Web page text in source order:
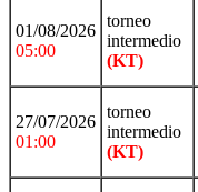
01/08/2026
05:00
torneo
intermedio
(KT)
27/07/2026
01:00
torneo
intermedio
(KT)